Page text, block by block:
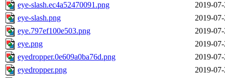
eye-slash.ec4a52470091.png
2019-
eye-slash.png
2019-
eye.797ef100e503.png
2019-
eye.png
2019-
eyedropper.0e609a0ba76d.png
2019-
eyedropper.png
2019-